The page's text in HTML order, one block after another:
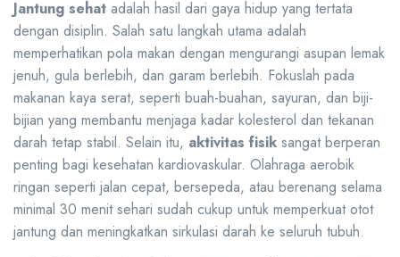
Jantung sehat adalah hasil dari gaya hidup yang tertata
dengan disiplin. Salah satu langkah utama adalah
memperhatikan pola makan dengan mengurangi asupan lemak
jenuh, gula berlebih, dan garam berlebih. Fokuslah pada
makanan kaya serat, seperti buah-buahan, sayuran, dan biji-
bijian yang membantu menjaga kadar kolesterol dan tekanan
darah tetap stabil. Selain itu, aktivitas fisik sangat berperan
penting bagi kesehatan kardiovaskular. Olahraga aerobik
ringan seperti jalan cepat, bersepeda, atau berenang selama
minimal 30 menit sehari sudah cukup untuk memperkuat otot
jantung dan meningkatkan sirkulasi darah ke seluruh tubuh.